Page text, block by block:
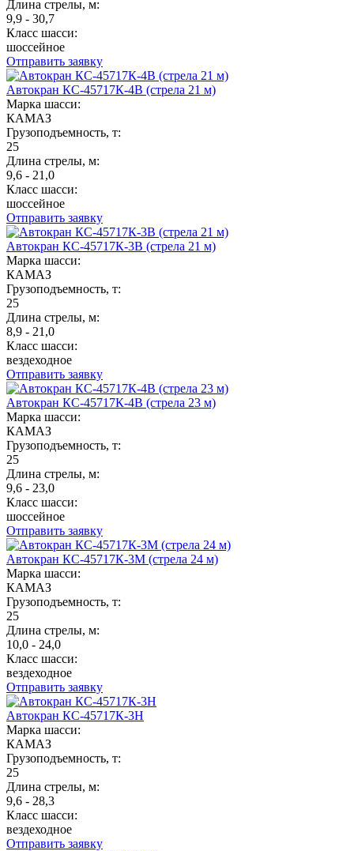
Длина стрелы, м:
9,9 - 30,7
Класс шасси:
шоссейное
Отправить заявку
Автокран КС-45717К-4В (стрела 21 м)
Марка шасси:
КАМАЗ
Грузоподъемность, т:
25
Длина стрелы, м:
9,6 - 21,0
Класс шасси:
шоссейное
Отправить заявку
Автокран КС-45717К-3В (стрела 21 м)
Марка шасси:
КАМАЗ
Грузоподъемность, т:
25
Длина стрелы, м:
8,9 - 21,0
Класс шасси:
вездеходное
Отправить заявку
Автокран КС-45717К-4В (стрела 23 м)
Марка шасси:
КАМАЗ
Грузоподъемность, т:
25
Длина стрелы, м:
9,6 - 23,0
Класс шасси:
шоссейное
Отправить заявку
Автокран КС-45717К-3М (стрела 24 м)
Марка шасси:
КАМАЗ
Грузоподъемность, т:
25
Длина стрелы, м:
10,0 - 24,0
Класс шасси:
вездеходное
Отправить заявку
Автокран КС-45717К-3Н
Марка шасси:
КАМАЗ
Грузоподъемность, т:
25
Длина стрелы, м:
9,6 - 28,3
Класс шасси:
вездеходное
Отправить заявку